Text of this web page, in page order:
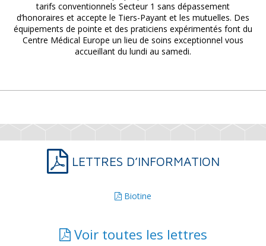
tarifs conventionnels Secteur 1 sans dépassement
d’honoraires et accepte le Tiers-Payant et les mutuelles. Des
équipements de pointe et des praticiens expérimentés font du
Centre Médical Europe un lieu de soins exceptionnel vous
accueillant du lundi au samedi.
LETTRES D’INFORMATION
Biotine
Voir toutes les lettres